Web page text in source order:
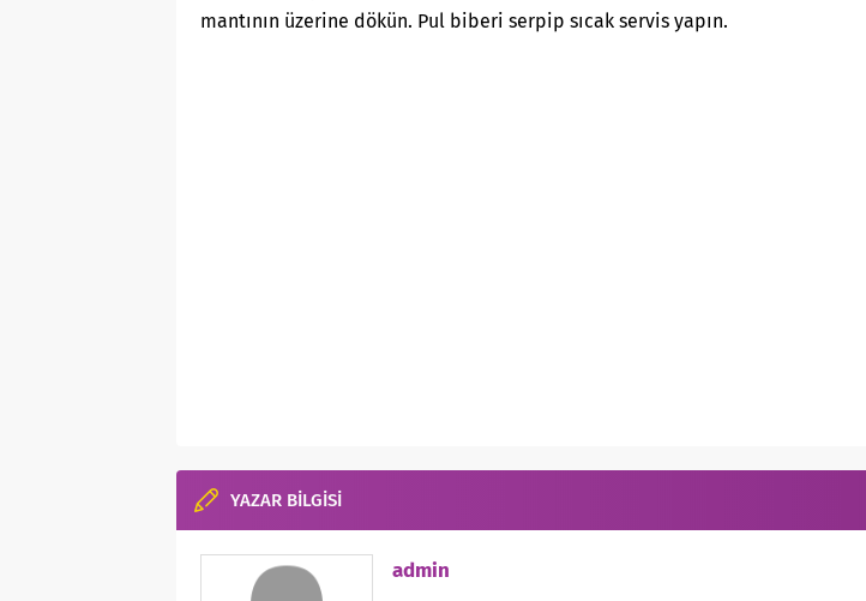
mantının üzerine dökün. Pul biberi serpip sıcak servis yapın.
YAZAR BİLGİSİ
admin